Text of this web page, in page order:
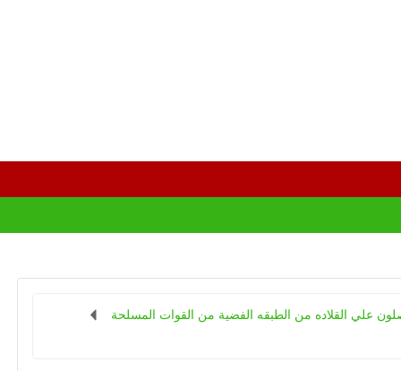
علي القلاده من الطبقه الفضية من القوات المسلحة